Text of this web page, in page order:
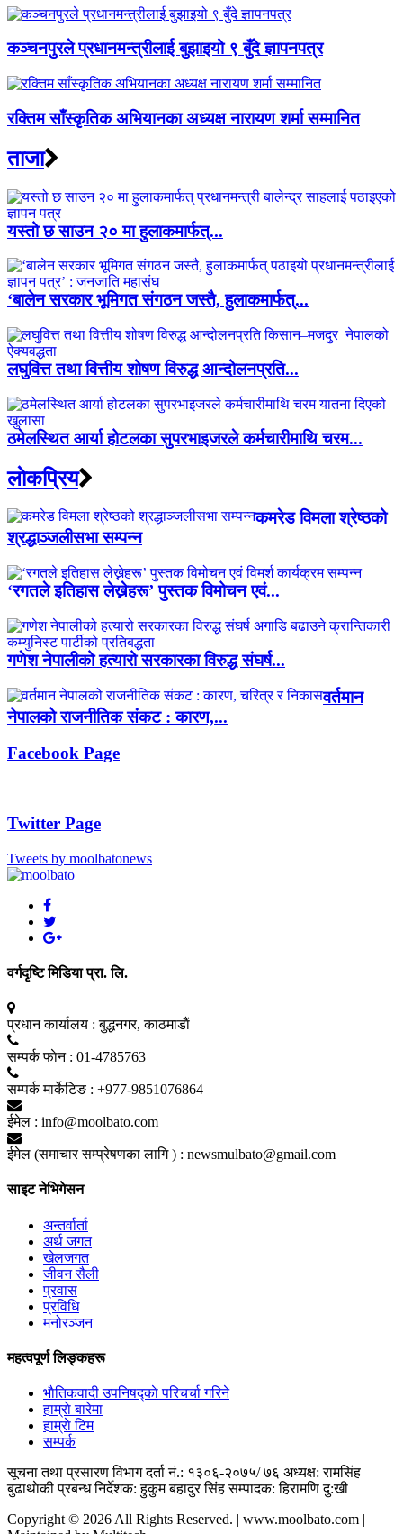
कञ्चनपुरले प्रधानमन्त्रीलाई बुझाइयो ९ बुँदे ज्ञापनपत्र
रक्तिम साँस्कृतिक अभियानका अध्यक्ष नारायण शर्मा सम्मानित
ताजा
यस्तो छ साउन २० मा हुलाकमार्फत्...
‘बालेन सरकार भूमिगत संगठन जस्तै, हुलाकमार्फत्...
लघुवित्त तथा वित्तीय शोषण विरुद्ध आन्दोलनप्रति...
ठमेलस्थित आर्या होटलका सुपरभाइजरले कर्मचारीमाथि चरम...
लाेकप्रिय
कमरेड विमला श्रेष्ठको
श्रद्धाञ्जलीसभा सम्पन्न
‘रगतले इतिहास लेख्नेहरू’ पुस्तक विमोचन एवं...
गणेश नेपालीको हत्यारो सरकारका विरुद्ध संघर्ष...
वर्तमान
नेपालको राजनीतिक संकट : कारण,...
Facebook Page
Twitter Page
Tweets by moolbatonews
वर्गदृष्टि मिडिया प्रा. लि.
प्रधान कार्यालय : बुद्धनगर, काठमाडाैं
सम्पर्क फाेन : 01-4785763
सम्पर्क मार्केटिङ : +977-9851076864
ईमेल : info@moolbato.com
ईमेल (समाचार सम्प्रेषणका लागि ) : newsmulbato@gmail.com
साइट नेभिगेसन
अन्तर्वार्ता
अर्थ जगत
खेलजगत
जीवन सैली
प्रवास
प्रविधि
मनोरञ्जन
महत्वपूर्ण लिङ्कहरू
भाैतिकवादी उपनिषद्काे परिचर्चा गरिने
हाम्राे बारेमा
हाम्राे टिम
सम्पर्क
सूचना तथा प्रसारण विभाग दर्ता नं.: १३०६-२०७५/ ७६ अध्यक्ष: रामसिंह
बुढाथाेकी प्रबन्ध निर्देशक: हुकुम बहादुर सिंह सम्पादक: हिरामणि दु:खी
Copyright © 2026 All Rights Reserved. | www.moolbato.com |